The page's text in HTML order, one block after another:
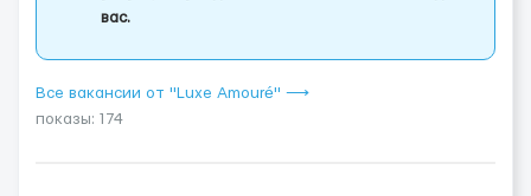
вас.
Все вакансии от "Luxe Amouré" ⟶
показы: 174